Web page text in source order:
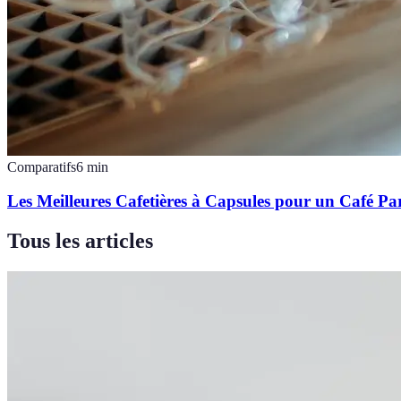
Comparatifs6 min
Les Meilleures Cafetières à Capsules pour un Café
Tous les articles